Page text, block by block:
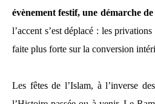
évènement festif, une démarche
l’accent s’est déplacé : les
faite plus forte sur la conversion
Les fêtes de l’Islam, à l’inverse